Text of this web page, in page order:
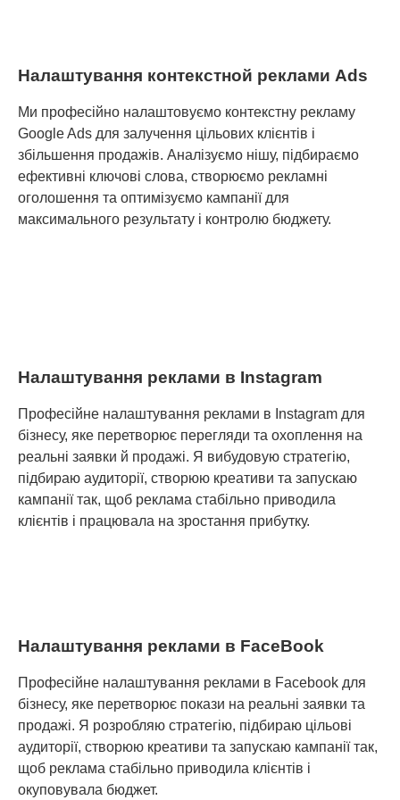
Налаштування контекстной реклами Ads
Ми професійно налаштовуємо контекстну рекламу
Google Ads для залучення цільових клієнтів і
збільшення продажів. Аналізуємо нішу, підбираємо
ефективні ключові слова, створюємо рекламні
оголошення та оптимізуємо кампанії для
максимального результату і контролю бюджету.
Налаштування реклами в Instagram
Професійне налаштування реклами в Instagram для
бізнесу, яке перетворює перегляди та охоплення на
реальні заявки й продажі. Я вибудовую стратегію,
підбираю аудиторії, створюю креативи та запускаю
кампанії так, щоб реклама стабільно приводила
клієнтів і працювала на зростання прибутку.
Налаштування реклами в FaceBook
Професійне налаштування реклами в Facebook для
бізнесу, яке перетворює покази на реальні заявки та
продажі. Я розробляю стратегію, підбираю цільові
аудиторії, створюю креативи та запускаю кампанії так,
щоб реклама стабільно приводила клієнтів і
окуповувала бюджет.